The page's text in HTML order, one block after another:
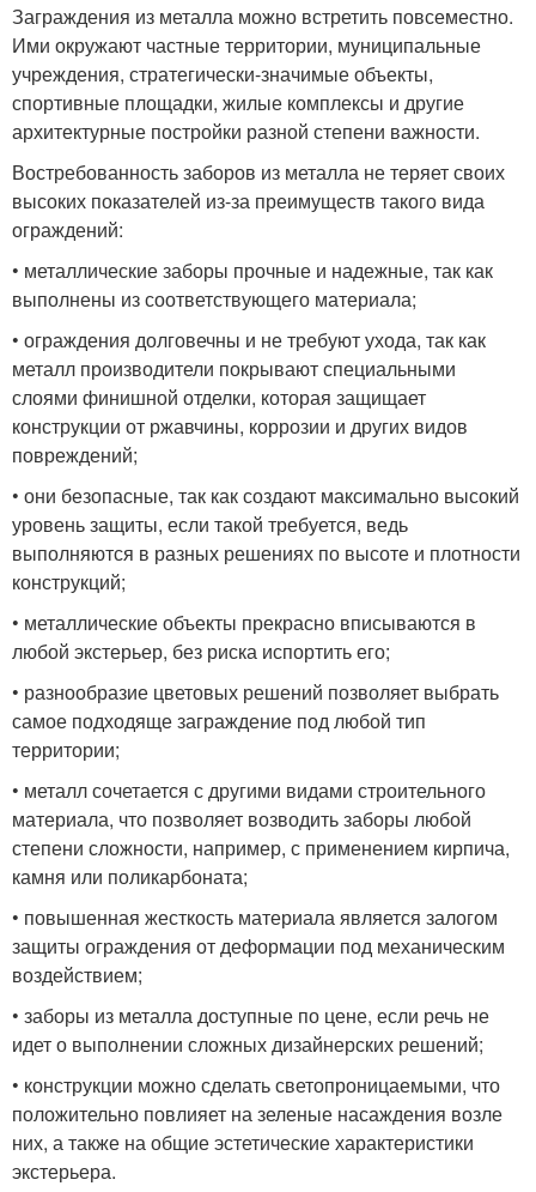
Заграждения из металла можно встретить повсеместно.
Ими окружают частные территории, муниципальные
учреждения, стратегически-значимые объекты,
спортивные площадки, жилые комплексы и другие
архитектурные постройки разной степени важности.
Востребованность заборов из металла не теряет своих
высоких показателей из-за преимуществ такого вида
ограждений:
• металлические заборы прочные и надежные, так как
выполнены из соответствующего материала;
• ограждения долговечны и не требуют ухода, так как
металл производители покрывают специальными
слоями финишной отделки, которая защищает
конструкции от ржавчины, коррозии и других видов
повреждений;
• они безопасные, так как создают максимально высокий
уровень защиты, если такой требуется, ведь
выполняются в разных решениях по высоте и плотности
конструкций;
• металлические объекты прекрасно вписываются в
любой экстерьер, без риска испортить его;
• разнообразие цветовых решений позволяет выбрать
самое подходяще заграждение под любой тип
территории;
• металл сочетается с другими видами строительного
материала, что позволяет возводить заборы любой
степени сложности, например, с применением кирпича,
камня или поликарбоната;
• повышенная жесткость материала является залогом
защиты ограждения от деформации под механическим
воздействием;
• заборы из металла доступные по цене, если речь не
идет о выполнении сложных дизайнерских решений;
• конструкции можно сделать светопроницаемыми, что
положительно повлияет на зеленые насаждения возле
них, а также на общие эстетические характеристики
экстерьера.